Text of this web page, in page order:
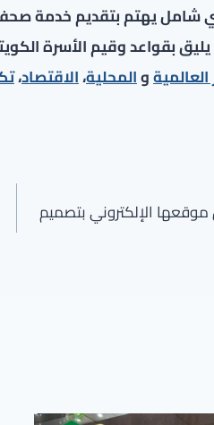
يهتم بتقديم خدمة صحفية
بقواعد وقيم الأسرة
العالميةوالمحلية،الاقتصاد،
الإلكتروني بتصميم